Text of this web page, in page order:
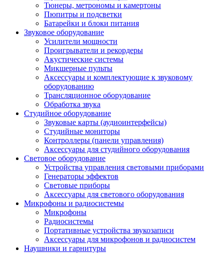
Тюнеры, метрономы и камертоны
Пюпитры и подсветки
Батарейки и блоки питания
Звуковое оборудование
Усилители мощности
Проигрыватели и рекордеры
Акустические системы
Микшерные пульты
Аксессуары и комплектующие к звуковому
оборудованию
Трансляционное оборудование
Обработка звука
Студийное оборудование
Звуковые карты (аудиоинтерфейсы)
Студийные мониторы
Контроллеры (панели управления)
Аксессуары для студийного оборудования
Световое оборудование
Устройства управления световыми приборами
Генераторы эффектов
Световые приборы
Аксессуары для светового оборудования
Микрофоны и радиосистемы
Микрофоны
Радиосистемы
Портативные устройства звукозаписи
Аксессуары для микрофонов и радиосистем
Наушники и гарнитуры